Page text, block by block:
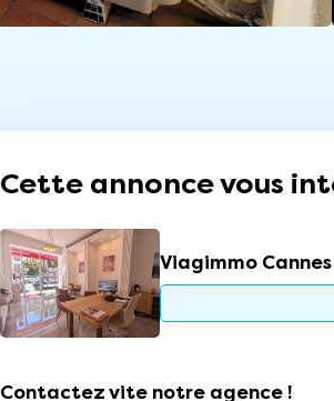
Cette annonce vous
Viagimmo Cannes
Contactez vite notre agence !